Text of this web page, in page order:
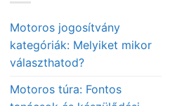
Motoros jogosítvány
kategóriák: Melyiket mikor
választhatod?
Motoros túra: Fontos